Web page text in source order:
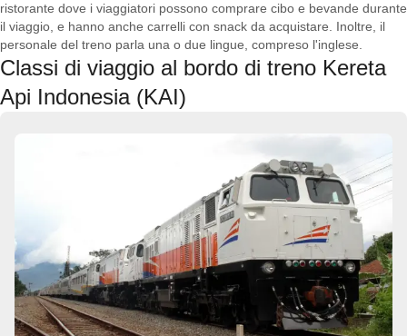
ristorante dove i viaggiatori possono comprare cibo e bevande durante
il viaggio, e hanno anche carrelli con snack da acquistare. Inoltre, il
personale del treno parla una o due lingue, compreso l'inglese.
Classi di viaggio al bordo di treno Kereta
Api Indonesia (KAI)